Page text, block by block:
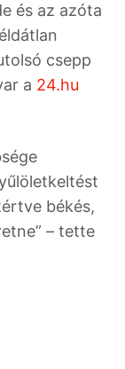
és az azóta
csepp
a 24.hu
békés,
– tette